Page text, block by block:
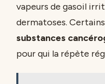
vapeurs de gasoil
dermatoses.
substances
pour qui la répète